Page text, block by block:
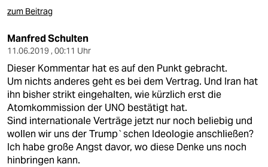
zum Beitrag
Manfred Schulten
11.06.2019 , 00:11 Uhr
Dieser Kommentar hat es auf den Punkt gebracht.
Um nichts anderes geht es bei dem Vertrag. Und Iran hat
ihn bisher strikt eingehalten, wie kürzlich erst die
Atomkommission der UNO bestätigt hat.
Sind internationale Verträge jetzt nur noch beliebig und
wollen wir uns der Trump`schen Ideologie anschließen?
Ich habe große Angst davor, wo diese Denke uns noch
hinbringen kann.